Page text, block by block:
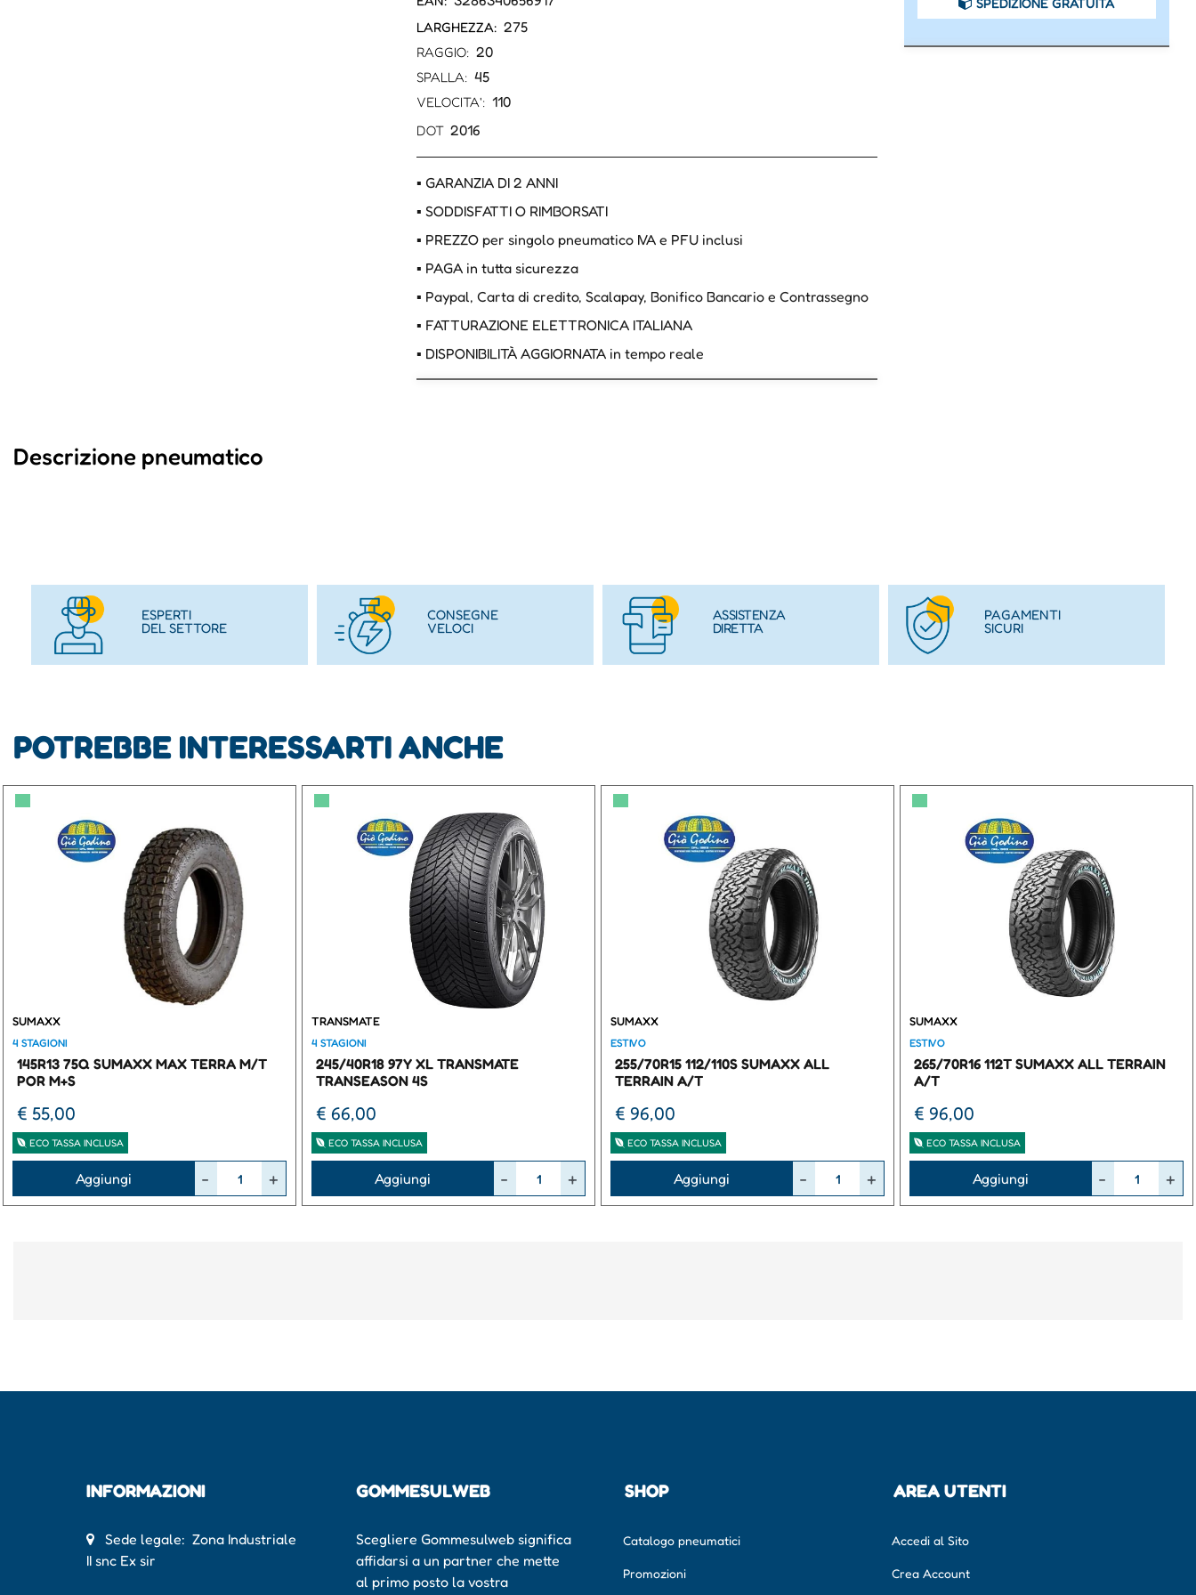
LARGHEZZA: 275
RAGGIO: 20
SPALLA: 45
VELOCITA': 110
DOT 2016
▪ GARANZIA DI 2 ANNI
▪ SODDISFATTI O RIMBORSATI
▪ PREZZO per singolo pneumatico IVA e PFU inclusi
▪ PAGA in tutta sicurezza
▪ Paypal, Carta di credito, Scalapay, Bonifico Bancario e Contrassegno
▪ FATTURAZIONE ELETTRONICA ITALIANA
▪ DISPONIBILITÀ AGGIORNATA in tempo reale
SPEDIZIONE GRATUITA
Descrizione pneumatico
ESPERTI
DEL SETTORE
CONSEGNE
VELOCI
ASSISTENZA
DIRETTA
PAGAMENTI
SICURI
POTREBBE INTERESSARTI ANCHE
▀
SUMAXX
4 STAGIONI
145R13 75Q SUMAXX MAX TERRA M/T
POR M+S
€ 55,00
ECO TASSA INCLUSA
Aggiungi
▀
TRANSMATE
4 STAGIONI
245/40R18 97Y XL TRANSMATE
TRANSEASON 4S
€ 66,00
ECO TASSA INCLUSA
Aggiungi
▀
SUMAXX
ESTIVO
255/70R15 112/110S SUMAXX ALL
TERRAIN A/T
€ 96,00
ECO TASSA INCLUSA
Aggiungi
▀
SUMAXX
ESTIVO
265/70R16 112T SUMAXX ALL TERRAIN
A/T
€ 96,00
ECO TASSA INCLUSA
Aggiungi
INFORMAZIONI
Sede legale: Zona Industriale
II snc Ex sir
GOMMESULWEB
Scegliere Gommesulweb significa
affidarsi a un partner che mette
al primo posto la vostra
SHOP
Catalogo pneumatici
Promozioni
AREA UTENTI
Accedi al Sito
Crea Account